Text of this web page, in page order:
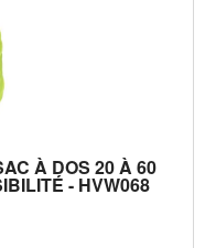
À DOS 20 À 60
- HVW068